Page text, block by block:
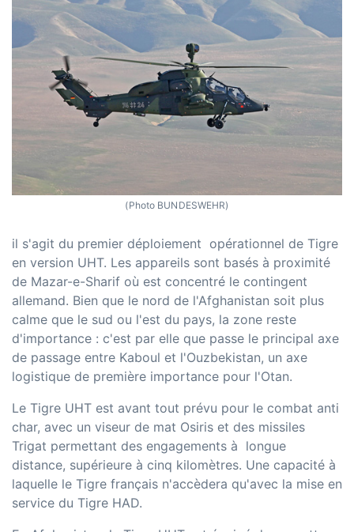
(Photo BUNDESWEHR)
il s'agit du premier déploiement opérationnel de Tigre
en version UHT. Les appareils sont basés à proximité
de Mazar-e-Sharif où est concentré le contingent
allemand. Bien que le nord de l'Afghanistan soit plus
calme que le sud ou l'est du pays, la zone reste
d'importance : c'est par elle que passe le principal axe
de passage entre Kaboul et l'Ouzbekistan, un axe
logistique de première importance pour l'Otan.
Le Tigre UHT est avant tout prévu pour le combat anti
char, avec un viseur de mat Osiris et des missiles
Trigat permettant des engagements à longue
distance, supérieure à cinq kilomètres. Une capacité à
laquelle le Tigre français n'accèdera qu'avec la mise en
service du Tigre HAD.